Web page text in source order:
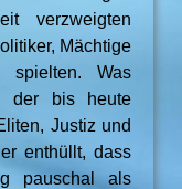
verzweigten
Mächtige
spielten. Was
der bis heute
Justiz und
enthüllt, dass
pauschal als